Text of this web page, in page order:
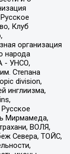
Клуб
организация
народа
- УНСО,
Степана
division,
инглиизма,
Мирмамеда,
ВОЛЯ,
Севера, ТОЙС,